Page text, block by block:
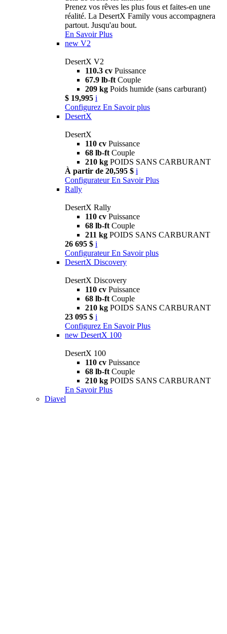
Prenez vos rêves les plus fous et faites-en une
réalité. La DesertX Family vous accompagnera
partout. Jusqu'au bout.
En Savoir Plus
new V2
DesertX V2
110.3 cv Puissance
67.9 lb-ft Couple
209 kg Poids humide (sans carburant)
$ 19,995 i
Configurez En Savoir plus
DesertX
DesertX
110 cv Puissance
68 lb-ft Couple
210 kg POIDS SANS CARBURANT
À partir de 20,595 $ i
Configurateur En Savoir Plus
Rally
DesertX Rally
110 cv Puissance
68 lb-ft Couple
211 kg POIDS SANS CARBURANT
26 695 $ i
Configurateur En Savoir plus
DesertX Discovery
DesertX Discovery
110 cv Puissance
68 lb-ft Couple
210 kg POIDS SANS CARBURANT
23 095 $ i
Configurez En Savoir Plus
new DesertX 100
DesertX 100
110 cv Puissance
68 lb-ft Couple
210 kg POIDS SANS CARBURANT
En Savoir Plus
Diavel